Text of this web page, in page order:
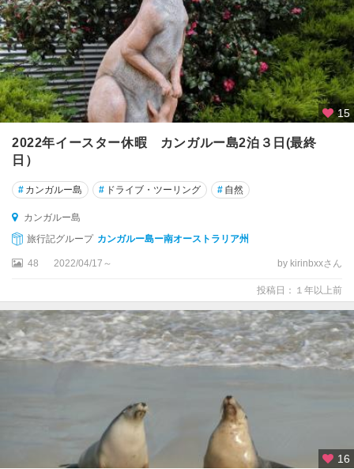
★
パ
ー
ス
★
ブ
リ
ス
ン
★
ポ
ー
グ
ラ
ス
15
2022年イースター休暇 カンガルー島2泊３日(最終
日）
# カンガルー島 # ドライブ・ツーリング # 自然
カンガルー島
旅行記グループ カンガルー島ー南オーストラリア州
48 2022/04/17～ by kirinbxxさん
投稿日：１年以上前
16